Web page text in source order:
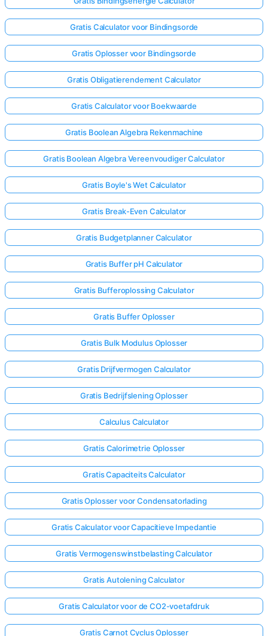
Gratis Calculator voor Bindingsorde
Gratis Oplosser voor Bindingsorde
Gratis Obligatierendement Calculator
Gratis Calculator voor Boekwaarde
Gratis Boolean Algebra Rekenmachine
Gratis Boolean Algebra Vereenvoudiger Calculator
Gratis Boyle's Wet Calculator
Gratis Break-Even Calculator
Gratis Budgetplanner Calculator
Gratis Buffer pH Calculator
Gratis Bufferoplossing Calculator
Gratis Buffer Oplosser
Gratis Bulk Modulus Oplosser
Gratis Drijfvermogen Calculator
Gratis Bedrijfslening Oplosser
Calculus Calculator
Gratis Calorimetrie Oplosser
Gratis Capaciteits Calculator
Gratis Oplosser voor Condensatorlading
Gratis Calculator voor Capacitieve Impedantie
Gratis Vermogenswinstbelasting Calculator
Gratis Autolening Calculator
Gratis Calculator voor de CO2-voetafdruk
Gratis Carnot Cyclus Oplosser